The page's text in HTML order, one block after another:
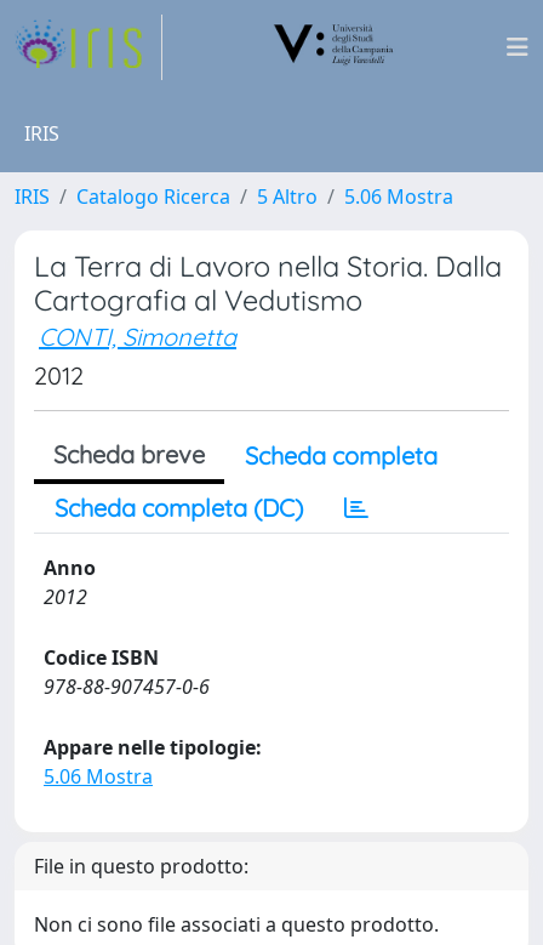
IRIS
IRIS Catalogo Ricerca 5 Altro 5.06 Mostra
La Terra di Lavoro nella Storia. Dalla
Cartografia al Vedutismo
CONTI, Simonetta
2012
Scheda breve
Scheda completa
Scheda completa (DC)
Anno
2012
Codice ISBN
978-88-907457-0-6
Appare nelle tipologie:
5.06 Mostra
File in questo prodotto:
Non ci sono file associati a questo prodotto.